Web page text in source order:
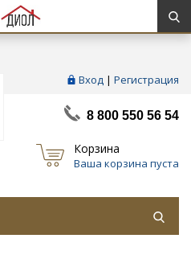
Вход | Регистрация
8 800 550 56 54
Корзина
Ваша корзина пуста